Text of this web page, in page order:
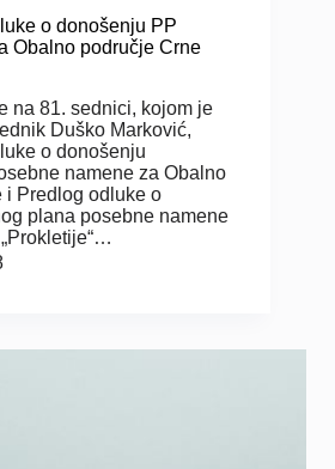
o donošenju PP
Obalno područje Crne
na 81. sednici, kojom je
Duško Marković,
o donošenju
namene za Obalno
i Predlog odluke o
plana posebne namene